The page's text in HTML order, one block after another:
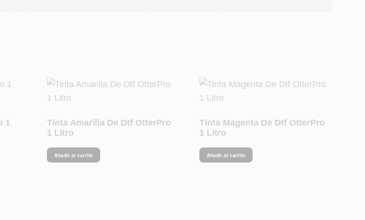
1
Tinta Amarilla De Dtf OtterPro
1 Litro
Añadir al carrito
Tinta Magenta De Dtf OtterPro
1 Litro
Añadir al carrito